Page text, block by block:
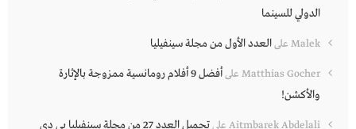
الدولي للسينما
Malek علىالعدد الأول من مجلة سينفيليا
Matthias Gocher على
أفضل 9 أفلام رومانسية ممزوجة بالإثارة
والأكشن!
Aitmbarek Abdelali على
تحميل العدد 27 من مجلة سينفيليا بي دي